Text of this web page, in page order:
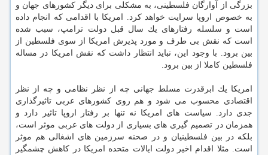
بزرگی از آوارگان فلسطینی، به مشكلی برای دیگر كشورهای جهان و
به خصوص اروپا سرایت خواهد كرد. امریكا با اقدامی كه انجام داده
است و سلسله رفتارهای یك سال قبل دولت ترامپ، سبب شده
است كه نقش بی طرف و مورد پذیرش امریكا از سوی فلسطین از
بین برود. با وجود این، نباید انتظار داشت كه نقش امریكا در مساله
فلسطین كاملا از بین برود.
امریكا یك ابرقدرت مسلط جهانی چه از نظر نظامی و چه از نظر
اقتصادی محسوب می شود و هم روی كشورهای عربی تاثیرگذاری
جدی دارد. سیاست های امریكا نه تنها بر رفتار اروپا تاثیر دارد و
همزمان در تصمیم گیری های بسیاری از دولت های عربی موثر است،
بلكه در بین فلسطینیان و در صحنه سرزمین های اشغالی هم موثر
است. مثلا اقدام اخیر دولت ایالات متحده امریكا در كاهش چشمگیر